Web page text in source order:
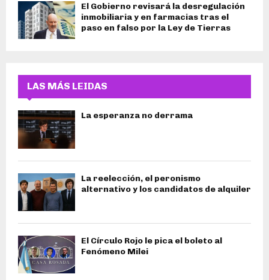
El Gobierno revisará la desregulación
inmobiliaria y en farmacias tras el
paso en falso por la Ley de Tierras
LAS MÁS LEIDAS
La esperanza no derrama
La reelección, el peronismo
alternativo y los candidatos de alquiler
El Círculo Rojo le pica el boleto al
Fenómeno Milei